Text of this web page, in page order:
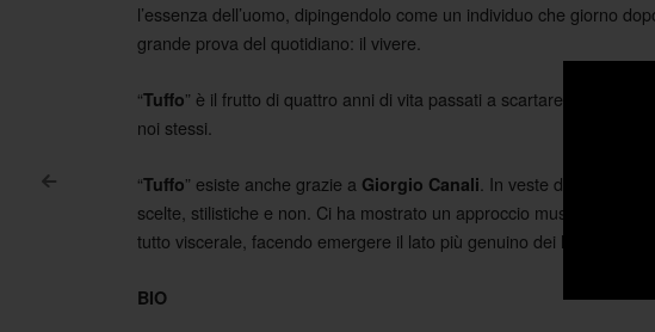
Post navigation
<
l’essenza dell’uomo, dipingendolo come un individuo che giorno
grande prova del quotidiano: il vivere.
“Tuffo” è il frutto di quattro anni di vita passati a scartare canzoni
noi stessi.
“Tuffo” esiste anche grazie a Giorgio Canali . In veste di
scelte, stilistiche e non. Ci ha mostrato un approccio musicale
tutto viscerale, facendo emergere il lato più genuino dei Mary
BIO